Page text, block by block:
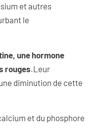
et autres
le
une hormone
rouges.Leur
diminution de cette
et du phosphore